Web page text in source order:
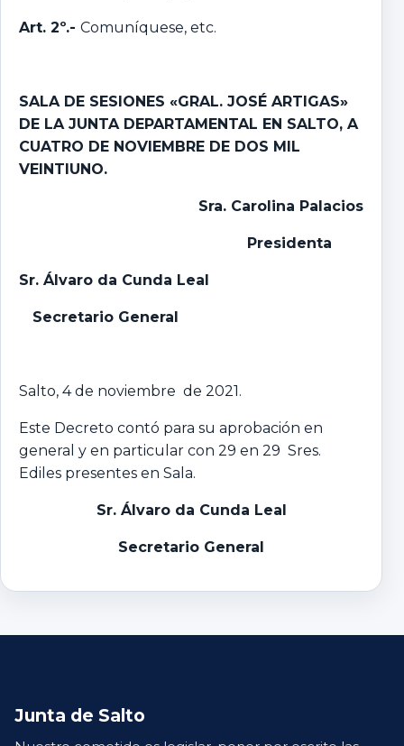
Art. 2º.- Comuníquese, etc.
SALA DE SESIONES «GRAL. JOSÉ ARTIGAS»
DE LA JUNTA DEPARTAMENTAL EN SALTO, A
CUATRO DE NOVIEMBRE DE DOS MIL
VEINTIUNO.
Sra. Carolina Palacios
Presidenta
Sr. Álvaro da Cunda Leal
Secretario General
Salto, 4 de noviembre de 2021.
Este Decreto contó para su aprobación en
general y en particular con 29 en 29 Sres.
Ediles presentes en Sala.
Sr. Álvaro da Cunda Leal
Secretario General
Junta de Salto